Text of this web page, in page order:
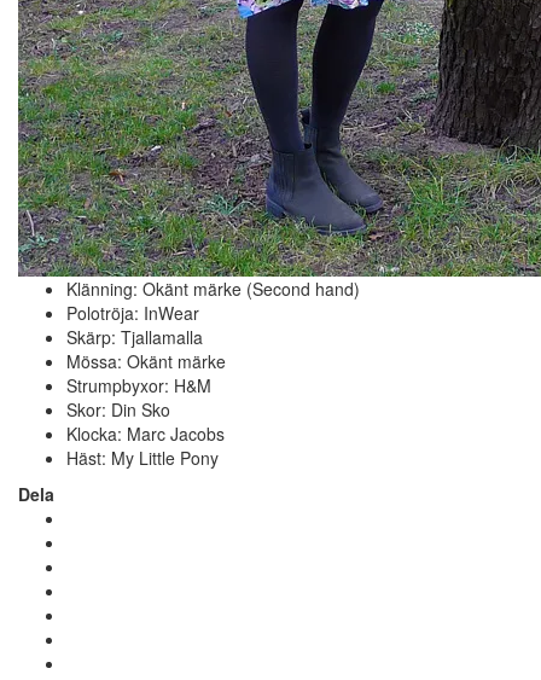
Klänning: Okänt märke (Second hand)
Polotröja: InWear
Skärp: Tjallamalla
Mössa: Okänt märke
Strumpbyxor: H&M
Skor: Din Sko
Klocka: Marc Jacobs
Häst: My Little Pony
Dela